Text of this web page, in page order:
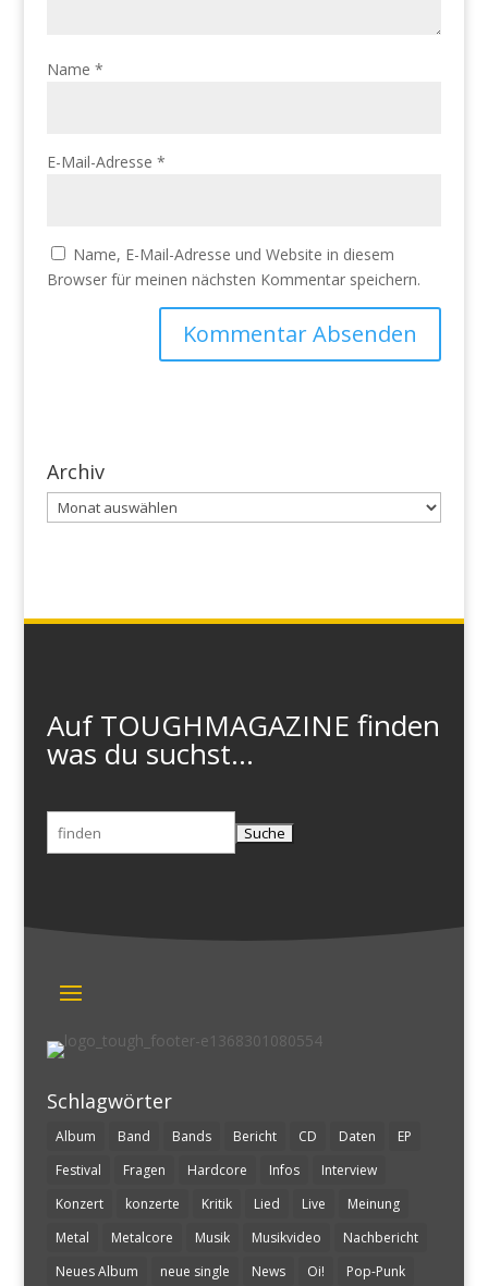
Name *
E-Mail-Adresse *
Name, E-Mail-Adresse und Website in diesem
Browser für meinen nächsten Kommentar speichern.
Archiv
Archiv
Auf TOUGHMAGAZINE finden
was du suchst...
Suchen
nach:
Schlagwörter
Album Band Bands Bericht CD Daten
EP
Festival
Fragen Hardcore Infos
Interview
Konzert
konzerte Kritik Lied Live
Meinung
Metal
Metalcore Musik Musikvideo
Nachbericht
Neues Album
neue single News Oi! Pop-Punk